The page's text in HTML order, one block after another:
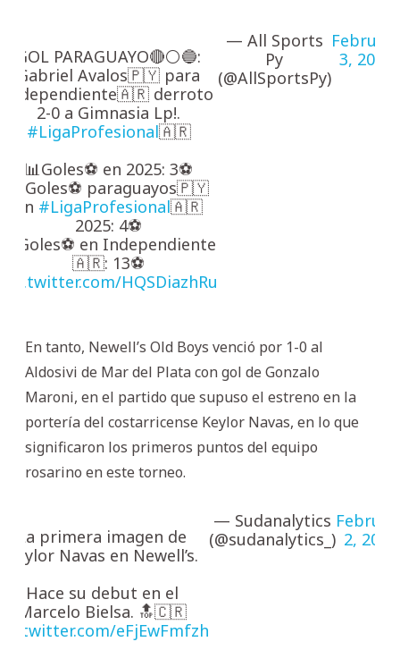
GOL PARAGUAYO🔴⚪🔵:
Gabriel Avalos🇵🇾 para
Independiente🇦🇷 derroto
2-0 a Gimnasia Lp!.
#LigaProfesional🇦🇷
📊Goles⚽ en 2025: 3⚽
📊Goles⚽ paraguayos🇵🇾
en #LigaProfesional🇦🇷
2025: 4⚽
📊Goles⚽ en Independiente
🇦🇷: 13⚽
pic.twitter.com/HQSDiazhRu
— All Sports
Py
(@AllSportsPy)
February
3, 2025
En tanto, Newell’s Old Boys venció por 1-0 al
Aldosivi de Mar del Plata con gol de Gonzalo
Maroni, en el partido que supuso el estreno en la
portería del costarricense Keylor Navas, en lo que
significaron los primeros puntos del equipo
rosarino en este torneo.
La primera imagen de
Keylor Navas en Newell’s.
Hace su debut en el
Marcelo Bielsa. 🔝🇨🇷
eFjEwFmfzh
— Sudanalytics
(@sudanalytics_) 2, 2025